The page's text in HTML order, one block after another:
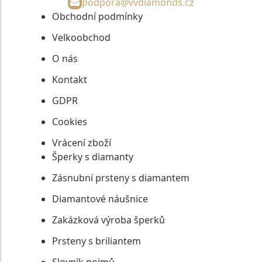
Obchodní podmínky
Velkoobchod
O nás
Kontakt
GDPR
Cookies
Vrácení zboží
Šperky s diamanty
Zásnubní prsteny s diamantem
Diamantové náušnice
Zakázková výroba šperků
Prsteny s briliantem